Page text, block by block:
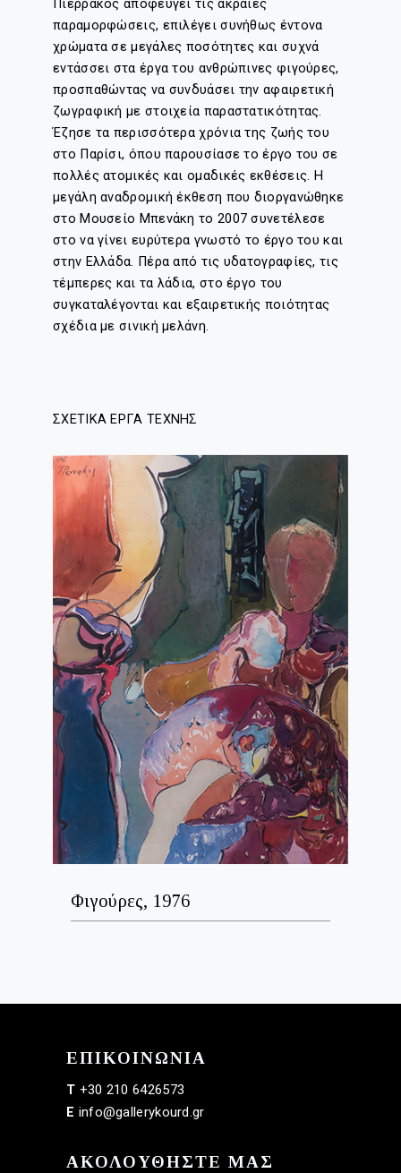
Πιερράκος αποφεύγει τις ακραίες
παραμορφώσεις, επιλέγει συνήθως έντονα
χρώματα σε μεγάλες ποσότητες και συχνά
εντάσσει στα έργα του ανθρώπινες φιγούρες,
προσπαθώντας να συνδυάσει την αφαιρετική
ζωγραφική με στοιχεία παραστατικότητας.
Έζησε τα περισσότερα χρόνια της ζωής του
στο Παρίσι, όπου παρουσίασε το έργο του σε
πολλές ατομικές και ομαδικές εκθέσεις. Η
μεγάλη αναδρομική έκθεση που διοργανώθηκε
στο Μουσείο Μπενάκη το 2007 συνετέλεσε
στο να γίνει ευρύτερα γνωστό το έργο του και
στην Ελλάδα. Πέρα από τις υδατογραφίες, τις
τέμπερες και τα λάδια, στο έργο του
συγκαταλέγονται και εξαιρετικής ποιότητας
σχέδια με σινική μελάνη.
ΣΧΕΤΙΚΑ ΕΡΓΑ ΤΕΧΝΗΣ
Φιγούρες, 1976
ΕΠΙΚΟΙΝΩΝΙΑ
T +30 210 6426573
E info@gallerykourd.gr
ΑΚΟΛΟΥΘΗΣΤΕ ΜΑΣ